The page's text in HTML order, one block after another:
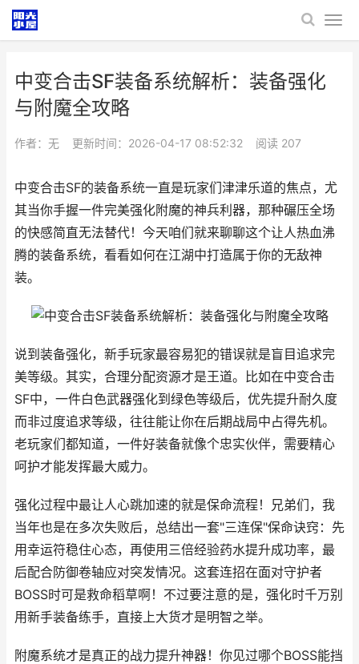
中变合击SF装备系统解析：装备强化
与附魔全攻略
作者：无 更新时间：2026-04-17 08:52:32 阅读 207
中变合击SF的装备系统一直是玩家们津津乐道的焦点，尤
其当你手握一件完美强化附魔的神兵利器，那种碾压全场
的快感简直无法替代！今天咱们就来聊聊这个让人热血沸
腾的装备系统，看看如何在江湖中打造属于你的无敌神
装。
说到装备强化，新手玩家最容易犯的错误就是盲目追求完
美等级。其实，合理分配资源才是王道。比如在中变合击
SF中，一件白色武器强化到绿色等级后，优先提升耐久度
而非过度追求等级，往往能让你在后期战局中占得先机。
老玩家们都知道，一件好装备就像个忠实伙伴，需要精心
呵护才能发挥最大威力。
强化过程中最让人心跳加速的就是保命流程！兄弟们，我
当年也是在多次失败后，总结出一套"三连保"保命诀窍：先
用幸运符稳住心态，再使用三倍经验药水提升成功率，最
后配合防御卷轴应对突发情况。这套连招在面对守护者
BOSS时可是救命稻草啊！不过要注意的是，强化时千万别
用新手装备练手，直接上大货才是明智之举。
附魔系统才是真正的战力提升神器！你见过哪个BOSS能挡